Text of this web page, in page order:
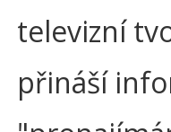
televizní
přináší